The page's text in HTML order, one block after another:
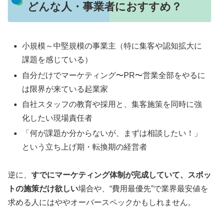
どんな人・事業者におすすめ？
小規模～中堅規模の事業主（特に集客や認知拡大に
課題を感じている）
自分だけでマーケティング〜PR〜営業全部をやるに
は限界が来ている起業家
自社スタッフの教育や採用と、集客施策を同時に強
化したい現場責任者
「何が課題か分からないが、まずは相談したい！」
という立ち上げ期・転換期の経営者
逆に、 すでにマーケティング体制が完成していて、スポッ
トの施策だけ欲しい場合や、“費用最優先”で業界最安値を
求める人にはややオーバースペックかもしれません。